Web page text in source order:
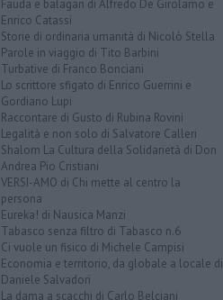
Fauda e balagan di Alfredo De Girolamo e
Enrico Catassi
Storie di ordinaria umanità di Nicolò Stella
Parole in viaggio di Tito Barbini
Turbative di Franco Bonciani
Lo scrittore sfigato di Enrico Guerrini e
Gordiano Lupi
Raccontare di Gusto di Rubina Rovini
Legalità e non solo di Salvatore Calleri
Shalom La Cultura della Solidarietà di Don
Andrea Pio Cristiani
VERSI-AMO di Chi mette al centro la
persona
Eureka! di Nausica Manzi
Tabasco senza filtro di Tabasco n.6
Ci vuole un fisico di Michele Campisi
Economia e territorio, da globale a locale di
Daniele Salvadori
La dama a scacchi di Carlo Belciani